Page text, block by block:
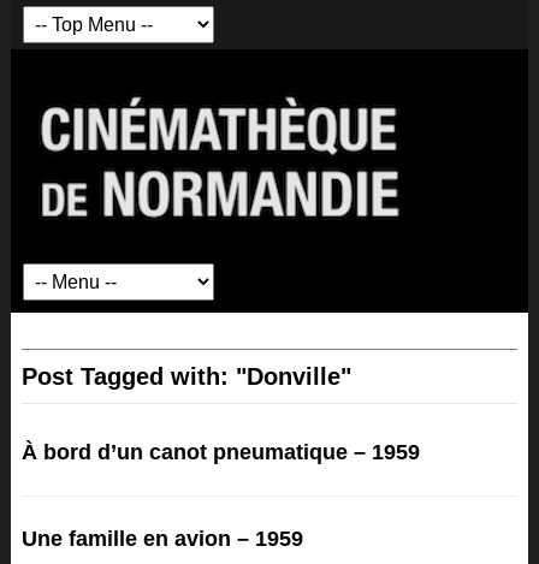
Post Tagged with: "Donville"
À bord d’un canot pneumatique – 1959
Une famille en avion – 1959